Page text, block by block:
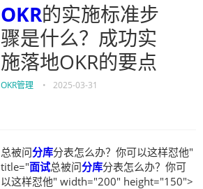
OKR的实施标准步
骤是什么？成功实
施落地OKR的要点
OKR管理 • 2025-03-31
总被问分库分表怎么办？你可以这样怼他"
title="面试总被问分库分表怎么办？你可
以这样怼他" width="200" height="150">